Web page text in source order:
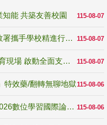
115-08-07
能 共築友善校園
115-08-07
強化學習歷程檔案推動效能 國教署攜手學校精進行政與教學支持
115-08-07
迎接115學年度新進教師加入教育現場 啟動全面支持陪伴
115-08-06
特效藥/翻轉無聊地獄
115-08-06
匯聚全球視野深化師生AI素養 2026數位學習國際論壇高雄登場